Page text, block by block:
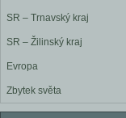
SR – Trnavský kraj
SR – Žilinský kraj
Evropa
Zbytek světa